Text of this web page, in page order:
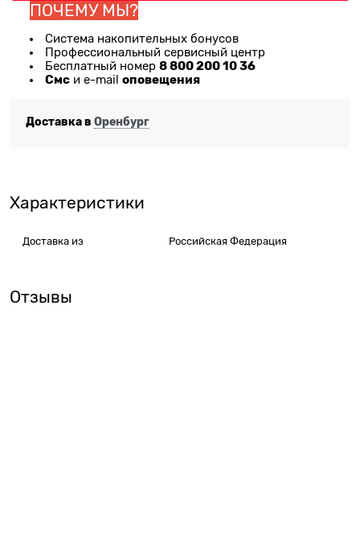
ПОЧЕМУ МЫ?
Система накопительных бонусов
Профессиональный сервисный центр
Бесплатный номер 8 800 200 10 36
Смс и e-mail оповещения
Доставка в Оренбург
Характеристики
Доставка из Российская Федерация
Отзывы